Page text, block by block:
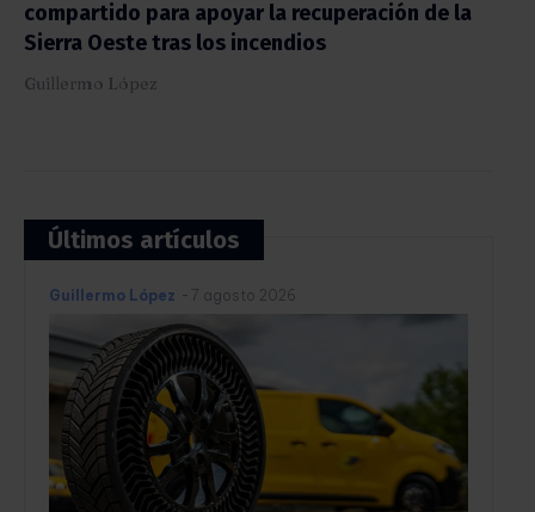
compartido para apoyar la recuperación de la
Sierra Oeste tras los incendios
Guillermo López
Últimos artículos
Guillermo López - 7 agosto 2026